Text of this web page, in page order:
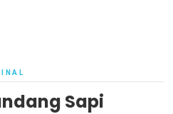
Sapi